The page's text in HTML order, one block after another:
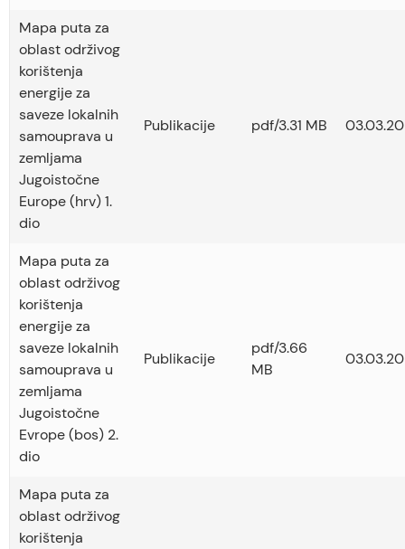
Mapa puta za
oblast održivog
korištenja
energije za
saveze lokalnih
samouprava u
zemljama
Jugoistočne
Europe (hrv) 1.
dio
Publikacije pdf/3.31 MB
Mapa puta za
oblast održivog
korištenja
energije za
saveze lokalnih
samouprava u
zemljama
Jugoistočne
Evrope (bos) 2.
dio
Publikacije
pdf/3.66
MB
Mapa puta za
oblast održivog
korištenja